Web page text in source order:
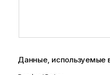
Данные, используемые